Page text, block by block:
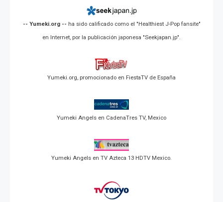
-- Yumeki.org -- ha sido calificado como el "Healthiest J-Pop fansite"
en Internet, por la publicación japonesa "Seekjapan.jp".
Yumeki.org, promocionado en FiestaTV de España
Yumeki Angels en CadenaTres TV, Mexico
Yumeki Angels en TV Azteca 13 HDTV Mexico.